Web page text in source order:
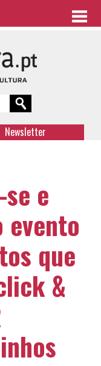
Newsletter
e
que
&